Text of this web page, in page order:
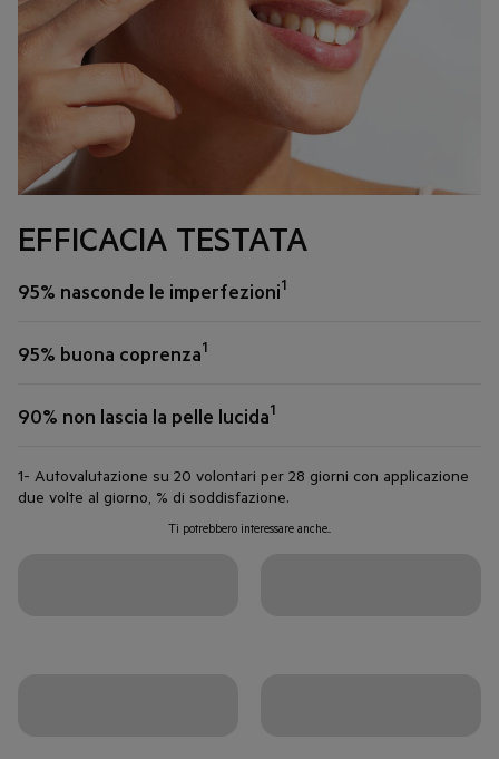
EFFICACIA TESTATA
95% nasconde le imperfezioni1
95% buona coprenza1
90% non lascia la pelle lucida1
1- Autovalutazione su 20 volontari per 28 giorni con applicazione
due volte al giorno, % di soddisfazione.
Ti potrebbero interessare anche...